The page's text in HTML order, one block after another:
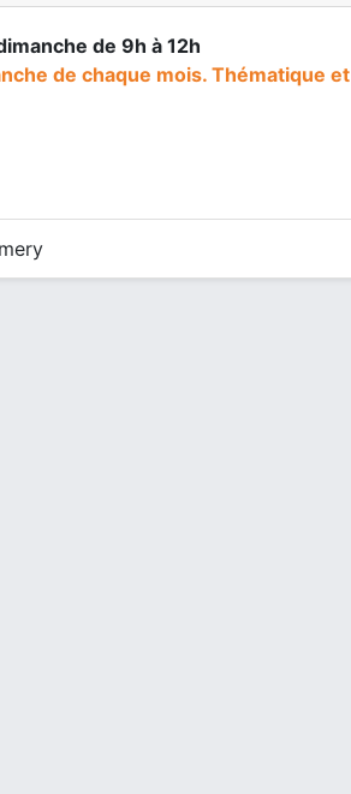
de 9h à 12h
de chaque mois. Thématique et